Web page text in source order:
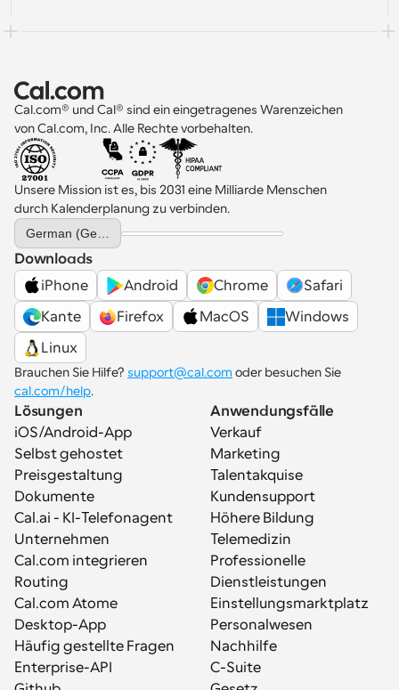
Cal.com® und Cal® sind ein eingetragenes Warenzeichen
von Cal.com, Inc. Alle Rechte vorbehalten.
Unsere Mission ist es, bis 2031 eine Milliarde Menschen
durch Kalenderplanung zu verbinden.
Select Language
Downloads
iPhone
Android Chrome
Safari
Kante
Firefox MacOS
Windows
Linux
Brauchen Sie Hilfe? support@cal.com
cal.com/help.
Lösungen
iOS/Android-App
Selbst gehostet
Preisgestaltung
Dokumente
Cal.ai - KI-Telefonagent
Unternehmen
Cal.com integrieren
Routing
Cal.com Atome
Desktop-App
Häufig gestellte Fragen
Enterprise-API
Anwendungsfälle
Verkauf
Marketing
Talentakquise
Kundensupport
Höhere Bildung
Telemedizin
Professionelle
Dienstleistungen
Einstellungsmarktplatz
Personalwesen
Nachhilfe
C-Suite